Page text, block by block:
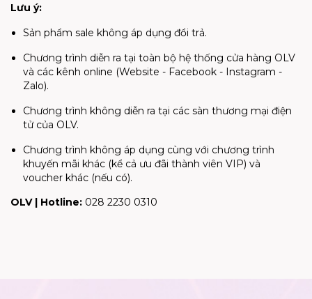
Lưu ý:
Sản phẩm sale không áp dụng đổi trả.
Chương trình diễn ra tại toàn bộ hệ thống cửa hàng OLV
và các kênh online (Website - Facebook - Instagram -
Zalo).
Chương trình không diễn ra tại các sàn thương mại điện
tử của OLV.
Chương trình không áp dụng cùng với chương trình
khuyến mãi khác (kể cả ưu đãi thành viên VIP) và
voucher khác (nếu có).
OLV | Hotline: 028 2230 0310